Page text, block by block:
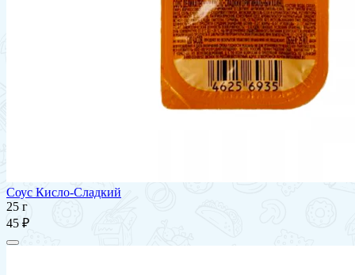
Соус Кисло-Сладкий
25 г
45 ₽